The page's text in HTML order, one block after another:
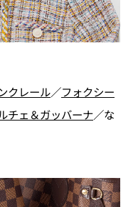
クレール／フォクシー
チェ＆ガッバーナ／な